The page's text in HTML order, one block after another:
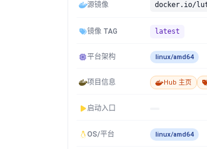
源镜像 docker.io/
镜像 TAG latest
平台架构 linux/amd64
项目信息 Hub 主页
启动入口
OS/平台 linux/amd64